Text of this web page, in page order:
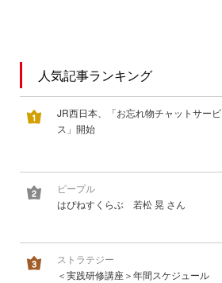
人気記事ランキング
JR西日本、「お忘れ物チャットサービ
ス」開始
ピープル
はぴねすくらぶ 若松 晃 さん
ストラテジー
＜実践研修講座＞年間スケジュール